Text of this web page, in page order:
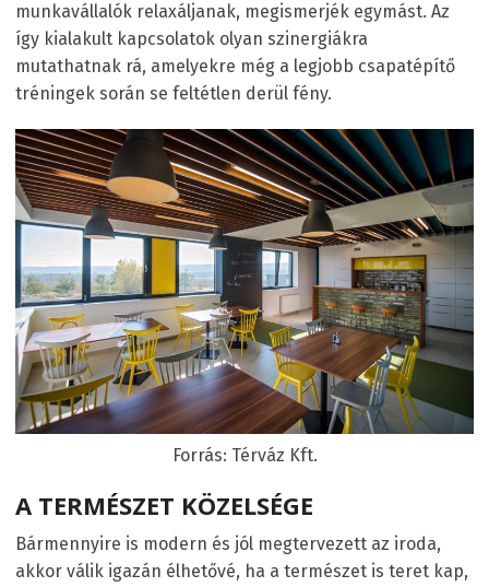
munkavállalók relaxáljanak, megismerjék egymást. Az
így kialakult kapcsolatok olyan szinergiákra
mutathatnak rá, amelyekre még a legjobb csapatépítő
tréningek során se feltétlen derül fény.
Forrás: Térváz Kft.
A TERMÉSZET KÖZELSÉGE
Bármennyire is modern és jól megtervezett az iroda,
akkor válik igazán élhetővé, ha a természet is teret kap,